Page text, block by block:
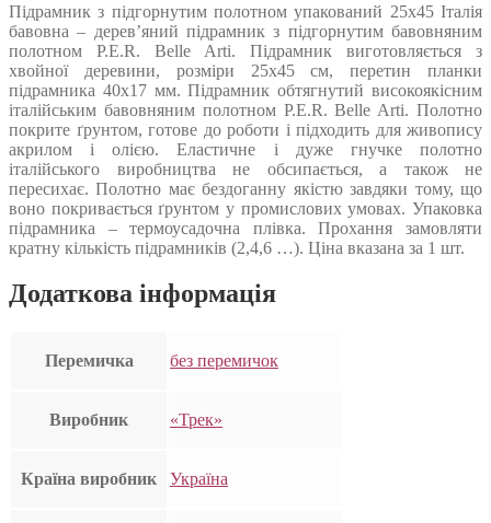
Підрамник з підгорнутим полотном упакований 25х45 Італія
бавовна – дерев’яний підрамник з підгорнутим бавовняним
полотном P.E.R. Belle Arti. Підрамник виготовляється з
хвойної деревини, розміри 25х45 см, перетин планки
підрамника 40х17 мм. Підрамник обтягнутий високоякісним
італійським бавовняним полотном P.E.R. Belle Arti. Полотно
покрите ґрунтом, готове до роботи і підходить для живопису
акрилом і олією. Еластичне і дуже гнучке полотно
італійського виробництва не обсипається, а також не
пересихає. Полотно має бездоганну якістю завдяки тому, що
воно покривається ґрунтом у промислових умовах. Упаковка
підрамника – термоусадочна плівка. Прохання замовляти
кратну кількість підрамників (2,4,6 …). Ціна вказана за 1 шт.
Додаткова інформація
Перемичка без перемичок
Виробник «Трек»
Країна виробник Україна